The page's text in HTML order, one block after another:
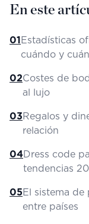
En este
01Estadísticas
cuándo y
02Costes de
al lujo
03Regalos y
relación
04Dress code
tendencias
05El sistema de
entre países